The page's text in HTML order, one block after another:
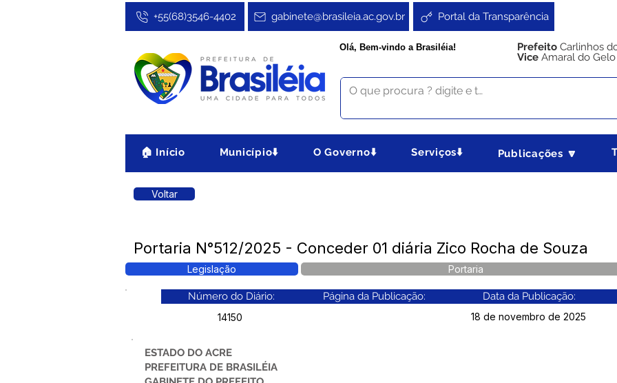
Portal da Transparência
gabinete@brasileia.ac.gov.br
+55(68)3546-4402
Olá, Bem-vindo a Brasiléia! Prefeito Carlinhos
Vice Amaral do Gelo
🏠 Início Município⬇️ O Governo⬇️ Serviços⬇️ Publicações 🔽
Voltar
Portaria N°512/2025 - Conceder 01 diária Zico Rocha de Souza
Legislação Portaria
Número do Diário: Página da Publicação: Data da Publicação:
14150 18 de novembro de 2025
ESTADO DO ACRE
PREFEITURA DE BRASILÉIA